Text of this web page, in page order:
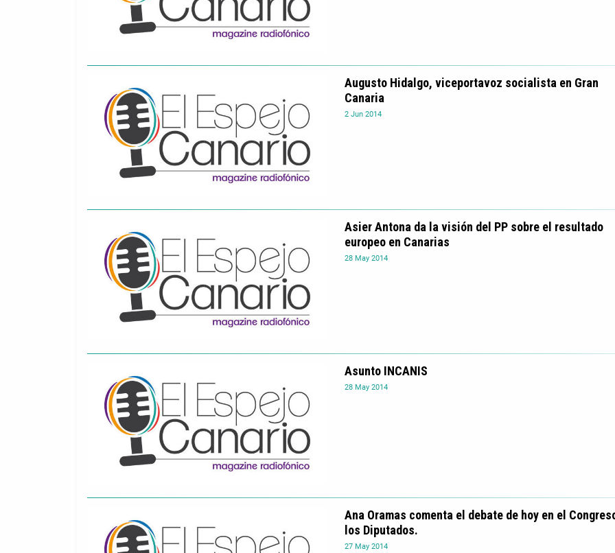
2 Jun 2014
Augusto Hidalgo, viceportavoz socialista en Gran
Canaria
28 May 2014
Asier Antona da la visión del PP sobre el resultado
europeo en Canarias
28 May 2014
Asunto INCANIS
27 May 2014
Ana Oramas comenta el debate de hoy en el
los Diputados.